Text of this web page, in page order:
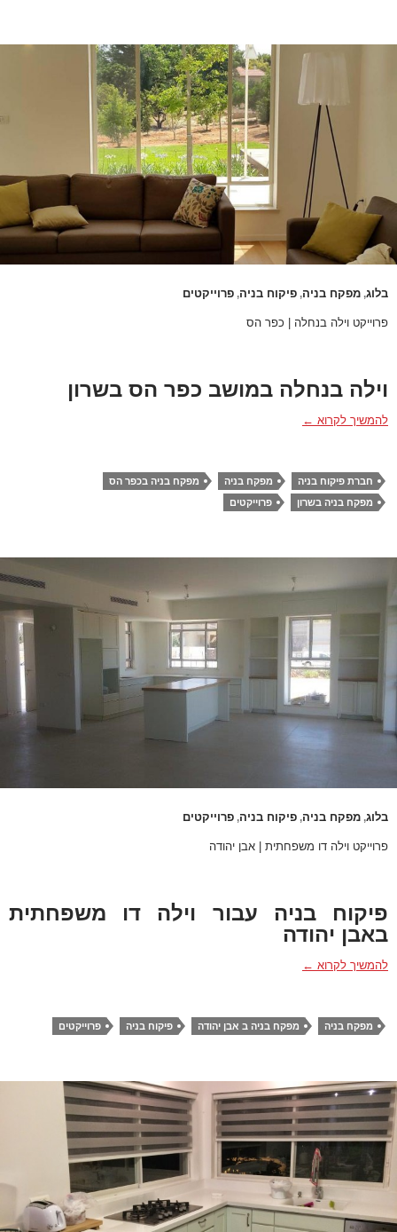
בלוג, מפקח בניה, פיקוח בניה, פרוייקטים
פרוייקט וילה בנחלה | כפר הס
וילה בנחלה במושב כפר הס בשרון
להמשיך לקרוא פרוייקט וילה בנחלה | כפר הס←
חברת פיקוח בניה מפקח בניה
מפקח בניה בכפר הס
מפקח בניה בשרון
פרוייקטים
בלוג, מפקח בניה, פיקוח בניה, פרוייקטים
פרוייקט וילה דו משפחתית | אבן יהודה
פיקוח בניה עבור וילה דו משפחתית
באבן יהודה
להמשיך לקרוא פרוייקט וילה דו משפחתית | אבן יהודה←
מפקח בניה מפקח בניה ב אבן יהודה פיקוח בניה פרוייקטים